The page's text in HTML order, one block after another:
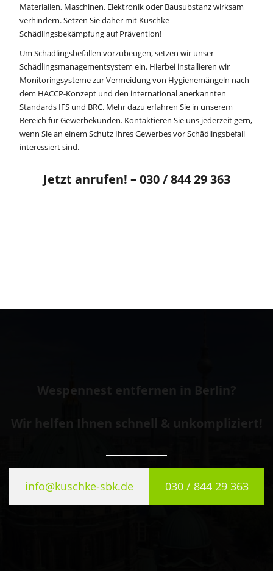
Materialien, Maschinen, Elektronik oder Bausubstanz wirksam
verhindern. Setzen Sie daher mit Kuschke
Schädlingsbekämpfung auf Prävention!
Um Schädlingsbefällen vorzubeugen, setzen wir unser
Schädlingsmanagementsystem ein. Hierbei installieren wir
Monitoringsysteme zur Vermeidung von Hygienemängeln nach
dem HACCP-Konzept und den international anerkannten
Standards IFS und BRC. Mehr dazu erfahren Sie in unserem
Bereich für Gewerbekunden. Kontaktieren Sie uns jederzeit gern,
wenn Sie an einem Schutz Ihres Gewerbes vor Schädlingsbefall
interessiert sind.
Jetzt anrufen! – 030 / 844 29 363
Wespennest entfernen in Berlin?
Wir helfen Ihnen schnell & unkompliziert!
info@kuschke-sbk.de 030 / 844 29 363